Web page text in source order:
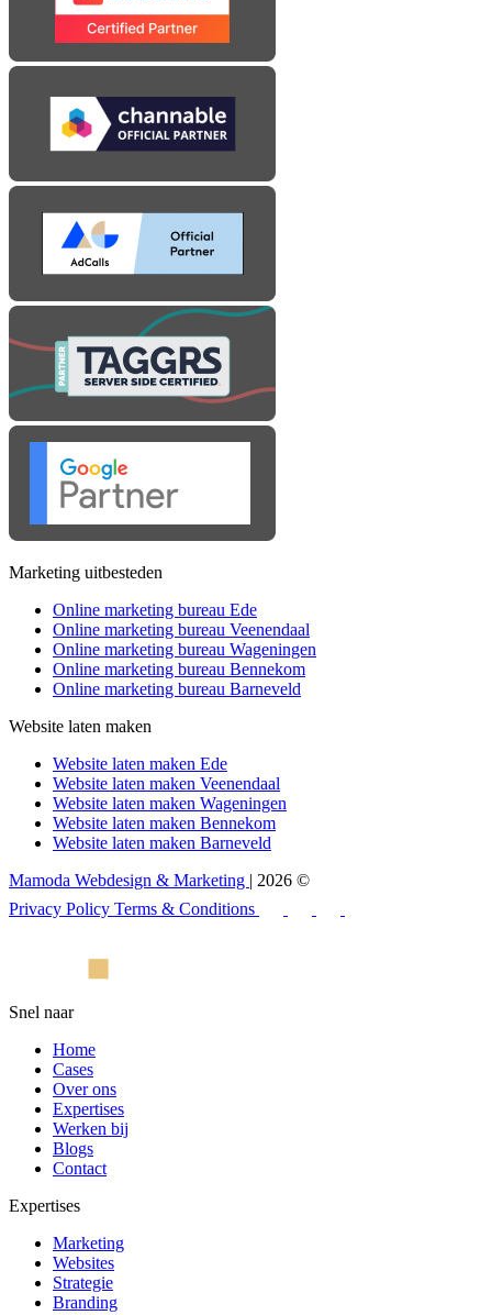
Marketing uitbesteden
Online marketing bureau Ede
Online marketing bureau Veenendaal
Online marketing bureau Wageningen
Online marketing bureau Bennekom
Online marketing bureau Barneveld
Website laten maken
Website laten maken Ede
Website laten maken Veenendaal
Website laten maken Wageningen
Website laten maken Bennekom
Website laten maken Barneveld
Mamoda Webdesign & Marketing | 2026 ©
Privacy Policy Terms & Conditions
Snel naar
Home
Cases
Over ons
Expertises
Werken bij
Blogs
Contact
Expertises
Marketing
Websites
Strategie
Branding